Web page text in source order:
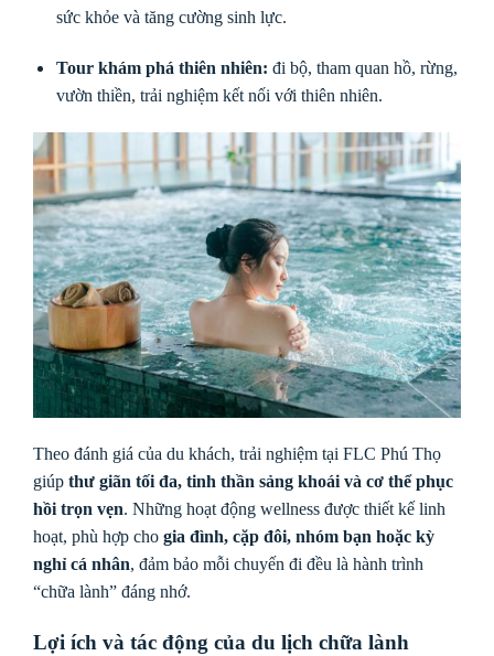
sức khỏe và tăng cường sinh lực.
Tour khám phá thiên nhiên: đi bộ, tham quan hồ, rừng,
vườn thiền, trải nghiệm kết nối với thiên nhiên.
Theo đánh giá của du khách, trải nghiệm tại FLC Phú Thọ
giúp thư giãn tối đa, tinh thần sảng khoái và cơ thể phục
hồi trọn vẹn. Những hoạt động wellness được thiết kế linh
hoạt, phù hợp cho gia đình, cặp đôi, nhóm bạn hoặc kỳ
nghỉ cá nhân, đảm bảo mỗi chuyến đi đều là hành trình
“chữa lành” đáng nhớ.
Lợi ích và tác động của du lịch chữa lành